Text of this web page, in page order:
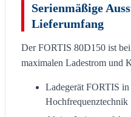
Serienmäßige
Lieferumfang
Der FORTIS 80D150 ist
maximalen Ladestrom und
Ladegerät FORTIS
Hochfrequenztechnik